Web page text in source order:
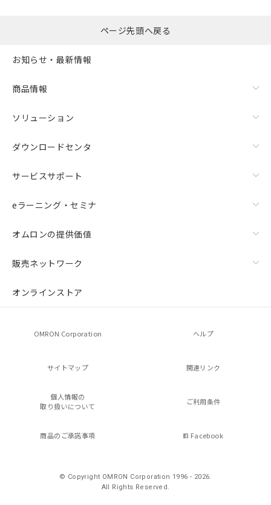
ページ先頭へ戻る
お知らせ・最新情報
商品情報
ソリューション
ダウンロードセンタ
サービスサポート
eラーニング・セミナ
オムロンの提供価値
販売ネットワーク
オンラインストア
OMRON Corporation ヘルプ
サイトマップ 関連リンク
個人情報の
取り扱いについて
ご利用条件
商品のご承諾事項 Facebook
© Copyright OMRON Corporation 1996 - 2026.
All Rights Reserved.